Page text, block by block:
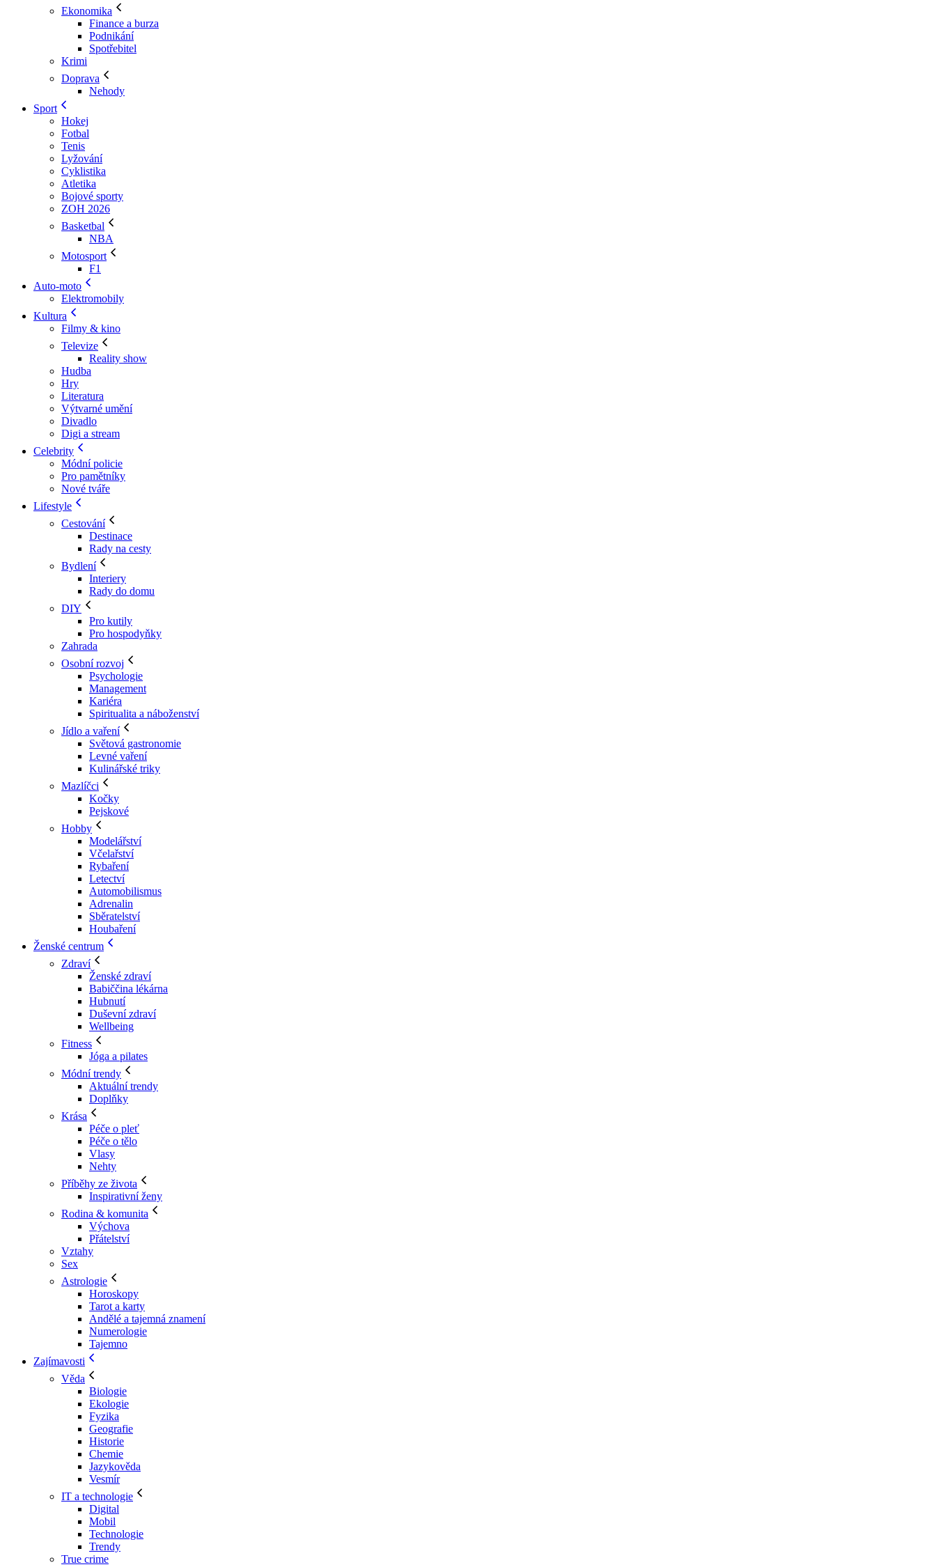
Ekonomika
Finance a burza
Podnikání
Spotřebitel
Krimi
Doprava
Nehody
Sport
Hokej
Fotbal
Tenis
Lyžování
Cyklistika
Atletika
Bojové sporty
ZOH 2026
Basketbal
NBA
Motosport
F1
Auto-moto
Elektromobily
Kultura
Filmy & kino
Televize
Reality show
Hudba
Hry
Literatura
Výtvarné umění
Divadlo
Digi a stream
Celebrity
Módní policie
Pro pamětníky
Nové tváře
Lifestyle
Cestování
Destinace
Rady na cesty
Bydlení
Interiery
Rady do domu
DIY
Pro kutily
Pro hospodyňky
Zahrada
Osobní rozvoj
Psychologie
Management
Kariéra
Spiritualita a náboženství
Jídlo a vaření
Světová gastronomie
Levné vaření
Kulinářské triky
Mazlíčci
Kočky
Pejskové
Hobby
Modelářství
Včelařství
Rybaření
Letectví
Automobilismus
Adrenalin
Sběratelství
Houbaření
Ženské centrum
Zdraví
Ženské zdraví
Babiččina lékárna
Hubnutí
Duševní zdraví
Wellbeing
Fitness
Jóga a pilates
Módní trendy
Aktuální trendy
Doplňky
Krása
Péče o pleť
Péče o tělo
Vlasy
Nehty
Příběhy ze života
Inspirativní ženy
Rodina & komunita
Výchova
Přátelství
Vztahy
Sex
Astrologie
Horoskopy
Tarot a karty
Andělé a tajemná znamení
Numerologie
Tajemno
Zajímavosti
Věda
Biologie
Ekologie
Fyzika
Geografie
Historie
Chemie
Jazykověda
Vesmír
IT a technologie
Digital
Mobil
Technologie
Trendy
True crime